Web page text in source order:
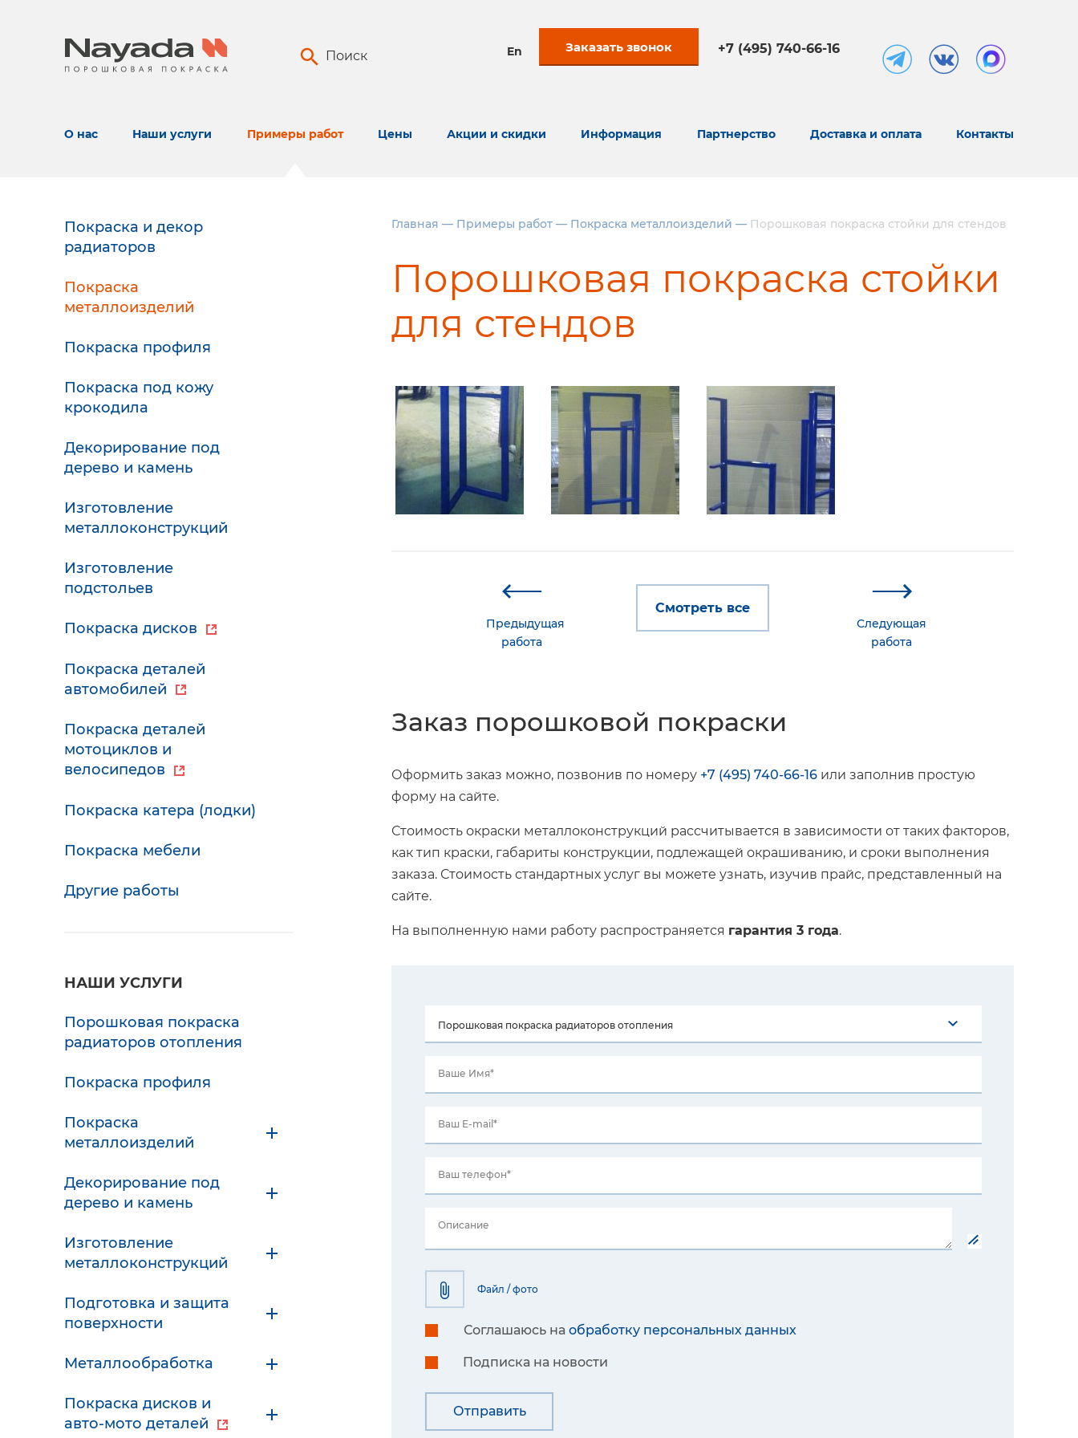
Поиск En Заказать звонок +7 (495) 740-66-16
О нас Наши услуги Примеры работ Цены Акции и скидки Информация Партнерство Доставка и оплата Контакты
Покраска и декор
радиаторов
Покраска
металлоизделий
Покраска профиля
Покраска под кожу
крокодила
Декорирование под
дерево и камень
Изготовление
металлоконструкций
Изготовление
подстольев
Покраска дисков
Покраска деталей
автомобилей
Покраска деталей
мотоциклов и
велосипедов
Покраска катера (лодки)
Покраска мебели
Другие работы
НАШИ УСЛУГИ
Порошковая покраска
радиаторов отопления
Покраска профиля
Покраска
металлоизделий
Декорирование под
дерево и камень
Изготовление
металлоконструкций
Подготовка и защита
поверхности
Металлообработка
Покраска дисков и
авто-мото деталей
Главная — Примеры работ — Покраска металлоизделий — Порошковая покраска стойки для стендов
Порошковая покраска стойки
для стендов
Предыдущая
работа
Смотреть все
Следующая
работа
Заказ порошковой покраски
Оформить заказ можно, позвонив по номеру +7 (495) 740-66-16 или заполнив простую
форму на сайте.
Стоимость окраски металлоконструкций рассчитывается в зависимости от таких факторов,
как тип краски, габариты конструкции, подлежащей окрашиванию, и сроки выполнения
заказа. Стоимость стандартных услуг вы можете узнать, изучив прайс, представленный на
сайте.
На выполненную нами работу распространяется гарантия 3 года.
Ваше Имя*
Ваш E-mail*
Ваш телефон*
Описание
Файл / фото
Соглашаюсь на обработку персональных данных
Подписка на новости